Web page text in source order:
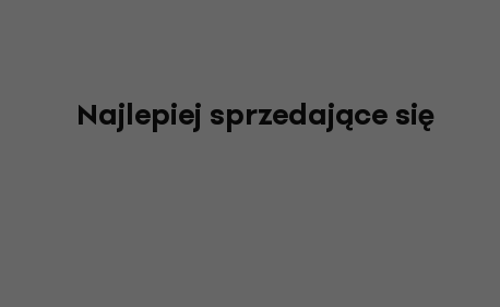
Najlepiej sprzedające się